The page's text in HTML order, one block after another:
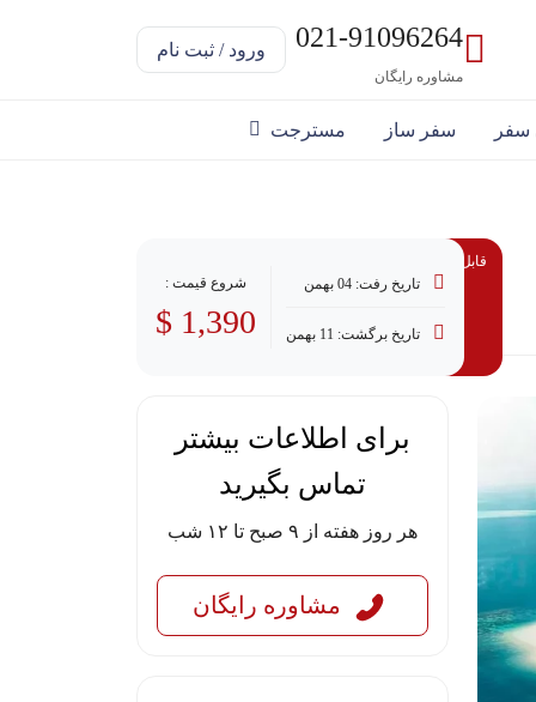
021-91096264
مشاوره رایگان
ورود / ثبت نام
سفر سفر ساز مسترجت
قابل پرداخت با وام
تاریخ رفت: 04 بهمن
تاریخ برگشت: 11 بهمن
شروع قیمت :
1,390 $
برای اطلاعات بیشتر
تماس بگیرید
هر روز هفته از ۹ صبح تا ۱۲ شب
مشاوره رایگان